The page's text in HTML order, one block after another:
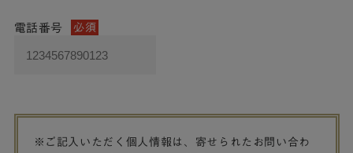
電話番号 必須
※ご記入いただく個人情報は、寄せられたお問い合わ